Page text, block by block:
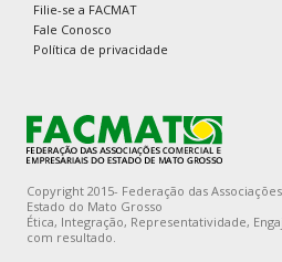
Filie-se a FACMAT
Fale Conosco
Política de privacidade
Copyright 2015- Federação das
Estado do Mato Grosso
Ética, Integração, Representatividade,
com resultado.